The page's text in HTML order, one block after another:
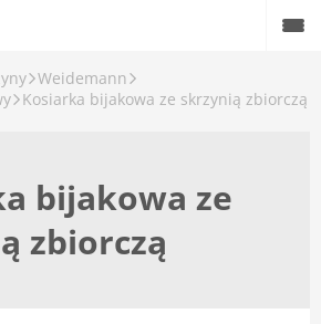
Weidemann
Kosiarka bijakowa ze skrzynią zbiorczą
bijakowa ze
zbiorczą